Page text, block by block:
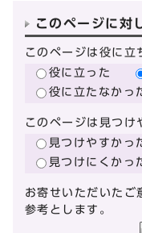
このページに対
このページは役に立
役に立った
役に立たなかっ
このページは見つけ
見つけやすかっ
見つけにくかっ
お寄せいただいたご
参考とします。